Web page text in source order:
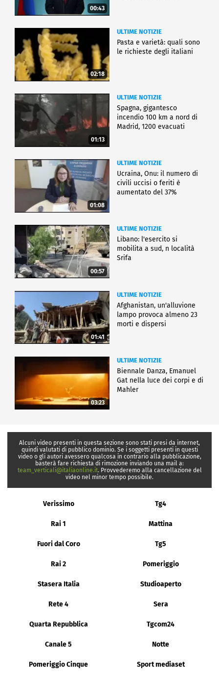
00:43
02:18
ULTIME NOTIZIE
Pasta e varietà: quali sono
le richieste degli italiani
01:13
ULTIME NOTIZIE
Spagna, gigantesco
incendio 100 km a nord di
Madrid, 1200 evacuati
01:08
ULTIME NOTIZIE
Ucraina, Onu: il numero di
civili uccisi o feriti è
aumentato del 37%
00:57
ULTIME NOTIZIE
Libano: l'esercito si
mobilita a sud, n località
Srifa
01:41
ULTIME NOTIZIE
Afghanistan, un'alluvione
lampo provoca almeno 23
morti e dispersi
03:23
ULTIME NOTIZIE
Biennale Danza, Emanuel
Gat nella luce dei corpi e di
Mahler
Alcuni video presenti in questa sezione sono stati presi da internet,
quindi valutati di pubblico dominio. Se i soggetti presenti in questi
video o gli autori avessero qualcosa in contrario alla pubblicazione,
basterà fare richiesta di rimozione inviando una mail a:
team_verticali@italiaonline.it. Provvederemo alla cancellazione del
video nel minor tempo possibile.
Verissimo Tg4
Rai 1 Mattina
Fuori dal Coro Tg5
Rai 2 Pomeriggio
Stasera Italia Studioaperto
Rete 4 Sera
Quarta Repubblica Tgcom24
Canale 5 Notte
Pomeriggio Cinque Sport mediaset